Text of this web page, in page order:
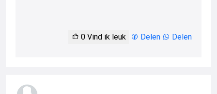
0 Vind ik leuk Delen Delen